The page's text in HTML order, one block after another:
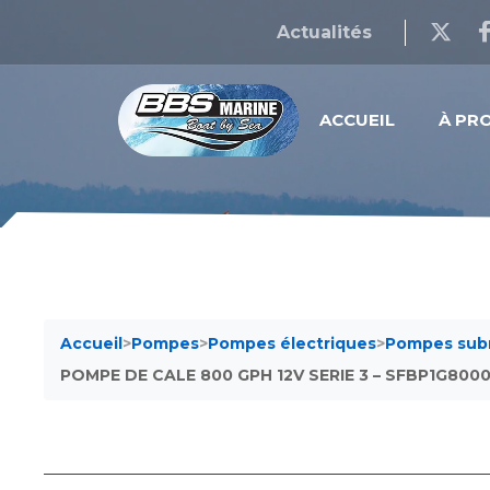
Actualités
ACCUEIL À
Accueil>Pompes>Pompes électriques>Pompes
POMPE DE CALE 800 GPH 12V SERIE 3 –